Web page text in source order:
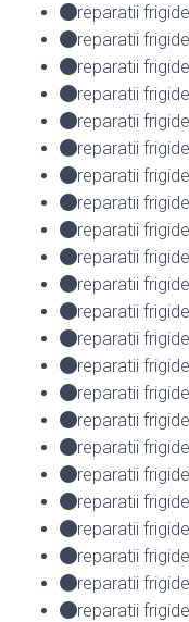
reparatii
reparatii
reparatii
reparatii
reparatii
reparatii
reparatii
reparatii
reparatii
reparatii
reparatii
reparatii
reparatii
reparatii
reparatii
reparatii
reparatii
reparatii
reparatii
reparatii
reparatii
reparatii
reparatii